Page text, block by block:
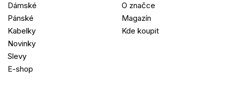
Dámské
Pánské
Kabelky
Novinky
Slevy
E-shop
O značce
Magazín
Kde koupit